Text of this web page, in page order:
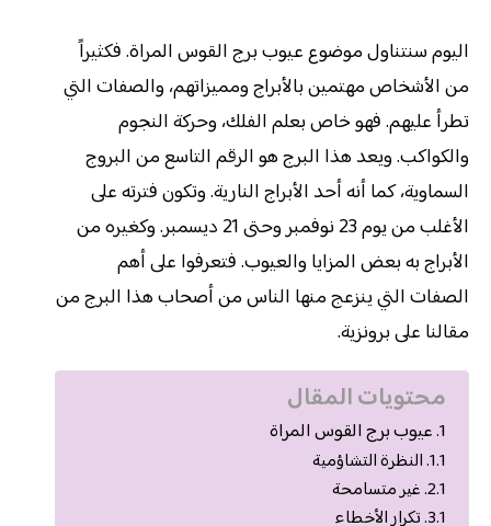
اليوم سنتناول موضوععيوب برج القوس المراة. فكثيراً
من الأشخاص مهتمين بالأبراج ومميزاتهم، والصفات التي
تطرأ عليهم. فهو خاص بعلم الفلك، وحركة النجوم
والكواكب. ويعد هذا البرج هو الرقم التاسع من البروج
السماوية، كما أنه أحد الأبراج النارية. وتكون فترته على
الأغلب من يوم 23 نوفمبر وحتى 21 ديسمبر. وكغيره من
الأبراج به بعض المزايا والعيوب. فتعرفوا على أهم
الصفات التي ينزعج منها الناس من أصحاب هذا البرج من
مقالنا على برونزية.
محتويات المقال
عيوب برج القوس المراة
النظرة التشاؤمية
غير متسامحة
تكرار الأخطاء